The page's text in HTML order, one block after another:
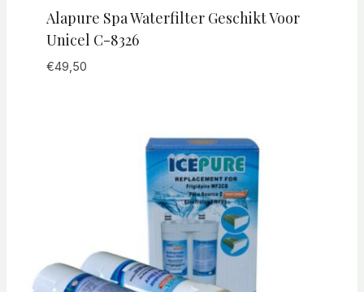
Alapure Spa Waterfilter Geschikt Voor
Unicel C-8326
€49,50